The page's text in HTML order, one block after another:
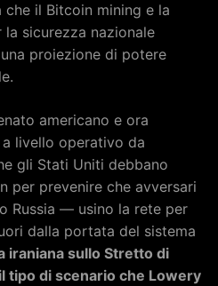
il Bitcoin mining e la
sicurezza nazionale
proiezione di potere
americano e ora
livello operativo da
gli Stati Uniti debbano
per prevenire che avversari
Russia — usino la rete per
dalla portata del sistema
iraniana sullo Stretto di
tipo di scenario che Lowery